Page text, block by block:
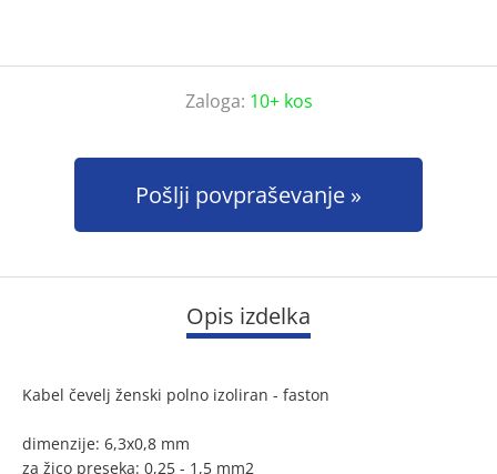
Zaloga: 10+ kos
Pošlji povpraševanje
Opis izdelka
Kabel čevelj ženski polno izoliran - faston
dimenzije: 6,3x0,8 mm
za žico preseka: 0,25 - 1,5 mm2